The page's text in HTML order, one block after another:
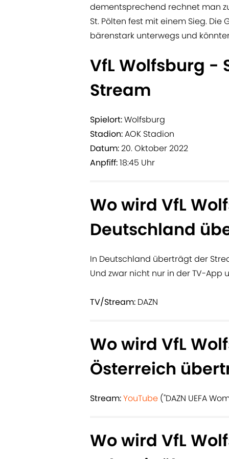
dementsprechend rechnet man
St. Pölten fest mit einem Sieg.
bärenstark unterwegs und
VfL Wolfsburg -
Stream
Spielort:Wolfsburg
Stadion:AOK Stadion
Datum:20. Oktober 2022
Anpfiff:18:45 Uhr
Wo wird VfL
Deutschland
In Deutschland überträgt der
Und zwar nicht nur in der TV-App
TV/Stream: DAZN
Wo wird VfL
Österreich
Stream:YouTube ("DAZN UEFA
Wo wird VfL